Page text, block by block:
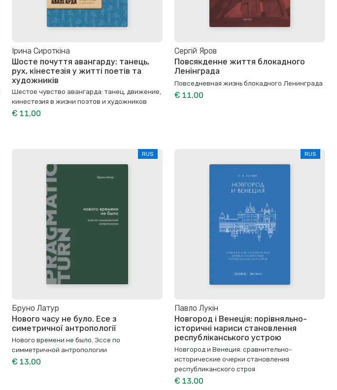
Ірина Сироткіна
Шосте почуття авангарду: танець,
рух, кінестезія у житті поетів та
художників
Шестое чувство авангарда: танец, движение,
кинестезия в жизни поэтов и художников
€ 11,00
Сергій Яров
Повсякденне життя блокадного
Ленінграда
Повседневная жизнь блокадного Ленинграда
€ 11,00
RUS
Бруно Латур
Нового часу не було. Есе з
симетричної антропології
Нового времени не было. Эссе по
симметричной антропологии
€ 13,00
RUS
Павло Лукін
Новгород і Венеція: порівняльно-
історичні нариси становлення
республіканського устрою
Новгород и Венеция: сравнительно-
исторические очерки становления
республиканского строя
€ 13,00